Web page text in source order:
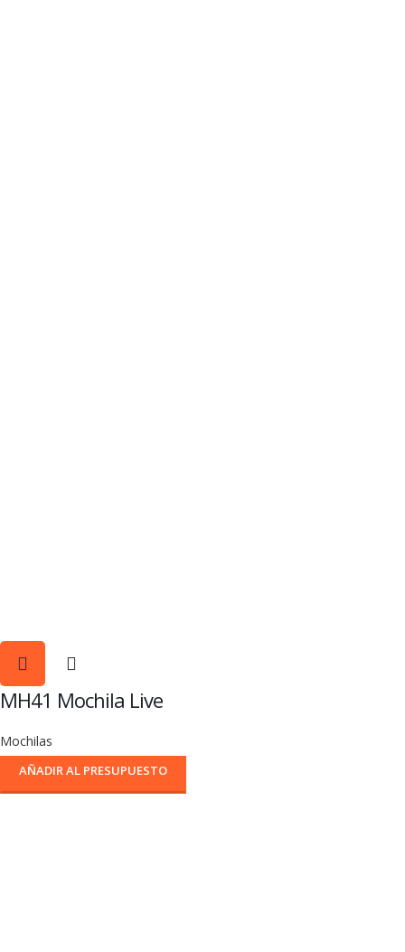
MH41 Mochila Live
Mochilas
AÑADIR AL PRESUPUESTO